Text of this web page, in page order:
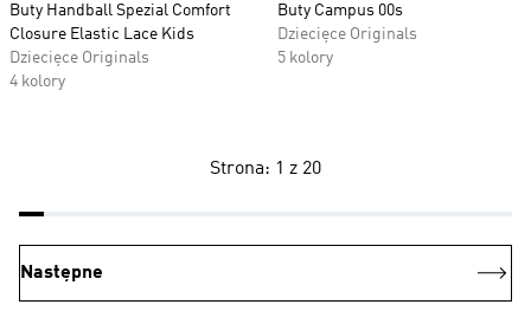
Buty Handball Spezial Comfort
Closure Elastic Lace Kids
Dziecięce Originals
4 kolory
Buty Campus 00s
Dziecięce Originals
5 kolory
Strona: 1 z 20
Następne